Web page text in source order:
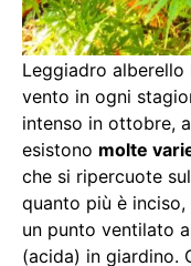
Leggiadro
vento in ogni
intenso in ottobre,
esistono molte
che si ripercuote
quanto più è
un punto ventilato
(acida) in giardino.